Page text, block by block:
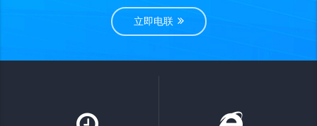
立即电联